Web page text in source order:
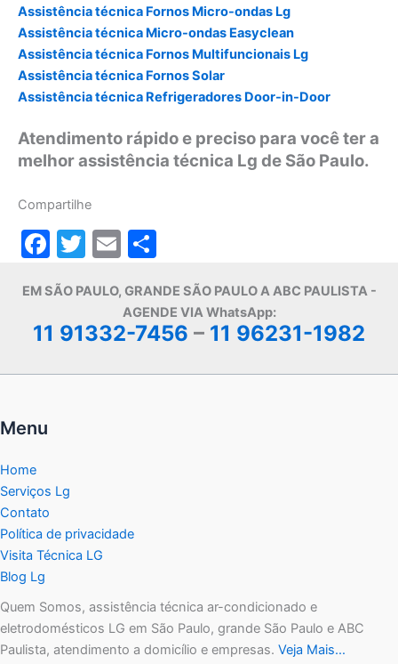
Assistência técnica Fornos Micro-ondas Lg
Assistência técnica Micro-ondas Easyclean
Assistência técnica Fornos Multifuncionais Lg
Assistência técnica Fornos Solar
Assistência técnica Refrigeradores Door-in-Door
Atendimento rápido e preciso para você ter a
melhor assistência técnica Lg de São Paulo.
Compartilhe
F
c
e
o
T
itt
er
E
ai
l
ar
e
EM SÃO PAULO, GRANDE SÃO PAULO A ABC PAULISTA -
AGENDE VIA WhatsApp:
11 91332-7456 – 11 96231-1982
Menu
Home
Serviços Lg
Contato
Política de privacidade
Visita Técnica LG
Blog Lg
Quem Somos, assistência técnica ar-condicionado e
eletrodomésticos LG em São Paulo, grande São Paulo e ABC
Paulista, atendimento a domicílio e empresas. Veja Mais…